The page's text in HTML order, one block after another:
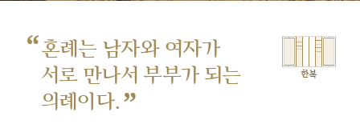
“혼례는 남자와 여자가
서로 만나서 부부가 되는
의례이다. ”
한복